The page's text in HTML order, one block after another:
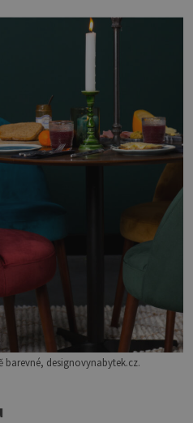
designovynabytek.cz.